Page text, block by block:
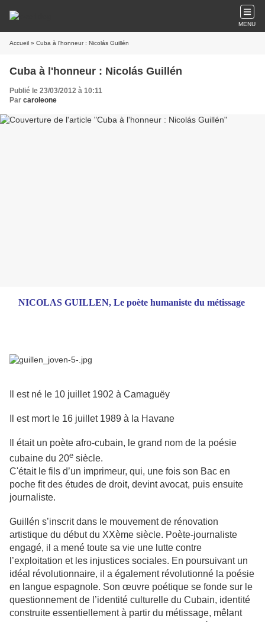
MENU
Accueil » Cuba à l'honneur : Nicolás Guillén
Cuba à l'honneur : Nicolás Guillén
Publié le 23/03/2012 à 10:11
Par caroleone
NICOLAS GUILLEN, Le poète humaniste du métissage
Il est né le 10 juillet 1902 à Camaguëy
Il est mort le 16 juillet 1989 à la Havane
Il était un poète afro-cubain, le grand nom de la poésie
cubaine du 20e siècle.
C'était le fils d’un imprimeur, qui, une fois son Bac en
poche fit des études de droit, devint avocat, puis ensuite
journaliste.
Guillén s’inscrit dans le mouvement de rénovation
artistique du début du XXème siècle. Poète-journaliste
engagé, il a mené toute sa vie une lutte contre
l’exploitation et les injustices sociales. En poursuivant un
idéal révolutionnaire, il a également révolutionné la poésie
en langue espagnole. Son œuvre poétique se fonde sur le
questionnement de l’identité culturelle du Cubain, identité
construite essentiellement à partir du métissage, mêlant